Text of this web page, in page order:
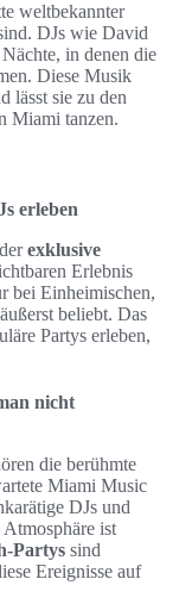
weltbekannter
DJs wie David
in denen die
Diese Musik
lässt sie zu den
Miami tanzen.
erleben
exklusive
Erlebnis
bei Einheimischen,
beliebt. Das
Partys erleben,
nicht
die berühmte
Miami Music
DJs und
ist
Partys sind
Ereignisse auf